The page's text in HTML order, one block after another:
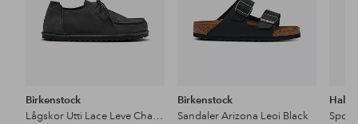
Birkenstock
Lågskor Utti Lace Leve Charcoal
Birkenstock
Sandaler Arizona Leoi Black
Halti